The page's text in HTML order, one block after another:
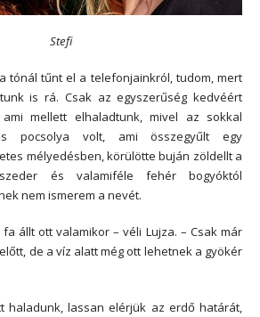
Stefi
tónál tűnt el a telefonjainkról, tudom, mert
is rá. Csak az egyszerűség kedvéért
mellett elhaladtunk, mivel az sokkal
pocsolya volt, ami összegyűlt egy
mélyedésben, körülötte buján zöldellt a
és valamiféle fehér bogyóktól
nem ismerem a nevét.
állt ott valamikor – véli Lujza. – Csak már
de a víz alatt még ott lehetnek a gyökér
haladunk, lassan elérjük az erdő határát,